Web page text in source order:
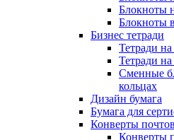
Блокноты
Блокноты
Бизнес тетради
Тетради
Тетради
Сменные
кольцах
Дизайн бумага
Бумага для
Конверты
Конверты